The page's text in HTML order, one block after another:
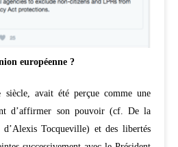
européenne ?
siècle, avait été perçue comme une
d’affirmer son pouvoir (cf. De la
Tocqueville) et des libertés